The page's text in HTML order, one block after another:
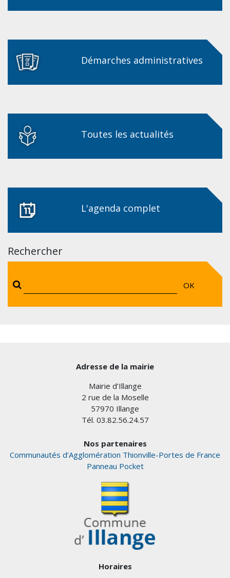
Démarches administratives
Toutes les actualités
L'agenda complet
Rechercher
OK
Adresse de la mairie
Mairie d’Illange
2 rue de la Moselle
57970 Illange
Tél. 03.82.56.24.57
Nos partenaires
Communautés d’Agglomération Thionville-Portes de France
Panneau Pocket
Horaires